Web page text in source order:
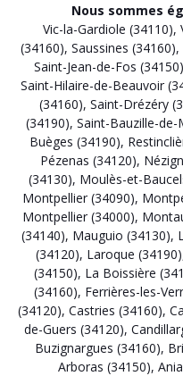
Nous sommes
Vic-la-Gardiole (34110),
(34160), Saussines (34160),
Saint-Jean-de-Fos (34150)
Saint-Hilaire-de-Beauvoir
(34160), Saint-Drézéry
(34190), Saint-Bauzille-
Buèges (34190),
Pézenas (34120),
(34130), Moulès-et-
Montpellier (34090),
Montpellier (34000),
(34140), Mauguio (34130),
(34120), Laroque (34190)
(34150), La Boissière
(34160), Ferrières-les-
(34120), Castries (34160),
de-Guers (34120),
Buzignargues (34160),
Arboras (34150),